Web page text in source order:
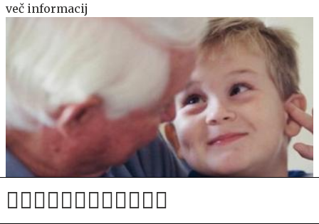
več informacij